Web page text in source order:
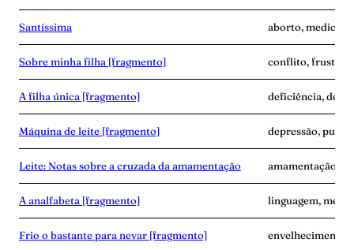
Santíssima aborto,
Sobre minha filha [fragmento] conflito,
A filha única [fragmento] deficiência,
Máquina de leite [fragmento] depressão,
Leite: Notas sobre a cruzada da amamentação amamentação,
A analfabeta [fragmento] linguagem,
Frio o bastante para nevar [fragmento] envelhecimento,